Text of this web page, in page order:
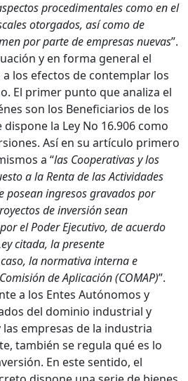
procedimentales como en el
otorgados, así como de
por parte de empresas nuevas”.
y en forma general el
los efectos de contemplar los
El primer punto que analiza el
son los Beneficiarios de los
la Ley No 16.906 como
Así en su artículo primero
a “las Cooperativas y los
a la Renta de las Actividades
posean ingresos gravados por
de inversión sean
el Poder Ejecutivo, de acuerdo
citada, la presente
la normativa interna e
de Aplicación (COMAP)”.
a los Entes Autónomos y
del dominio industrial y
empresas de la industria
también se regula qué es lo
En este sentido, el